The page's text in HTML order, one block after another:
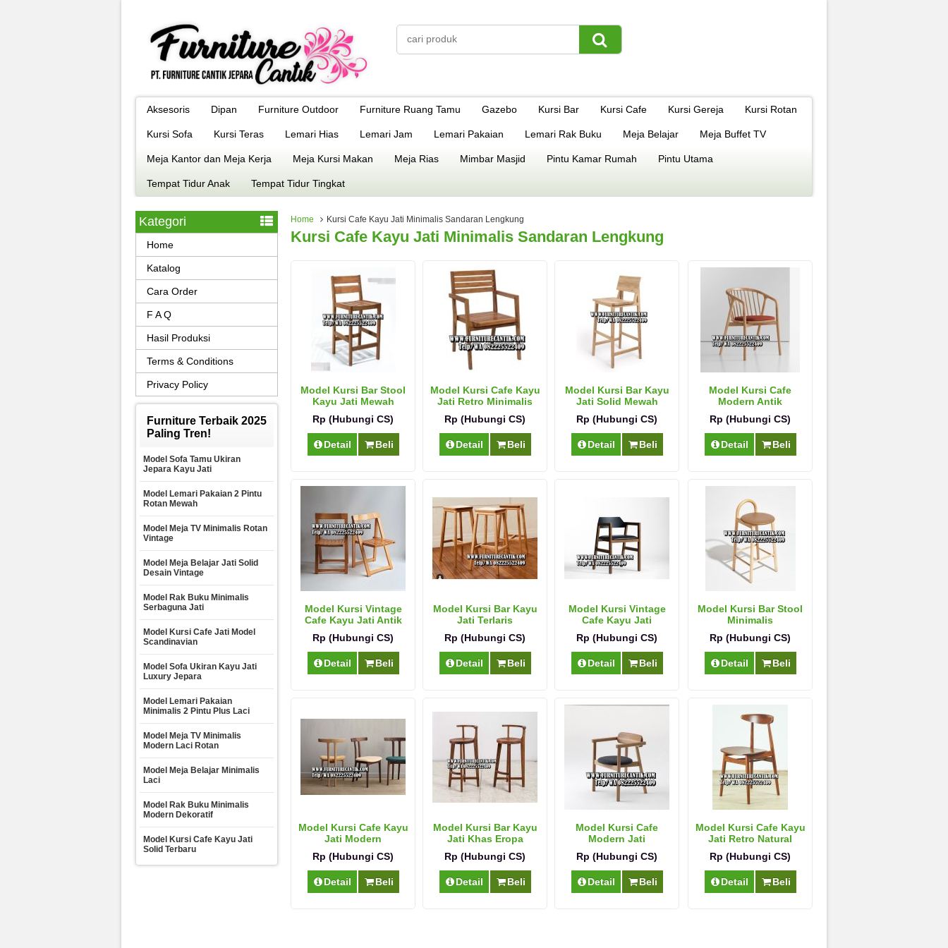
Aksesoris Dipan Furniture Outdoor Furniture Ruang Tamu Gazebo Kursi Bar Kursi Cafe Kursi Gereja Kursi Rotan
Kursi Sofa Kursi Teras Lemari Hias Lemari Jam Lemari Pakaian Lemari Rak Buku Meja Belajar Meja Buffet TV
Meja Kantor dan Meja Kerja Meja Kursi Makan Meja Rias Mimbar Masjid Pintu Kamar Rumah Pintu Utama
Tempat Tidur Anak Tempat Tidur Tingkat
Home Kursi Cafe Kayu Jati Minimalis Sandaran Lengkung
Kursi Cafe Kayu Jati Minimalis Sandaran Lengkung
Model Kursi Bar Stool
Kayu Jati Mewah
Rp (Hubungi CS)
Detail Beli
Model Kursi Cafe Kayu
Jati Retro Minimalis
Rp (Hubungi CS)
Detail Beli
Model Kursi Bar Kayu
Jati Solid Mewah
Rp (Hubungi CS)
Detail Beli
Model Kursi Cafe
Modern Antik
Rp (Hubungi CS)
Detail Beli
Model Kursi Vintage
Cafe Kayu Jati Antik
Rp (Hubungi CS)
Detail Beli
Model Kursi Bar Kayu
Jati Terlaris
Rp (Hubungi CS)
Detail Beli
Model Kursi Vintage
Cafe Kayu Jati
Rp (Hubungi CS)
Detail Beli
Model Kursi Bar Stool
Minimalis
Rp (Hubungi CS)
Detail Beli
Model Kursi Cafe Kayu
Jati Modern
Rp (Hubungi CS)
Detail Beli
Model Kursi Bar Kayu
Jati Khas Eropa
Rp (Hubungi CS)
Detail Beli
Model Kursi Cafe
Modern Jati
Rp (Hubungi CS)
Detail Beli
Model Kursi Cafe Kayu
Jati Retro Natural
Rp (Hubungi CS)
Detail Beli
Kategori
Home
Katalog
Cara Order
F A Q
Hasil Produksi
Terms & Conditions
Privacy Policy
Furniture Terbaik 2025
Paling Tren!
Model Sofa Tamu Ukiran
Jepara Kayu Jati
Model Lemari Pakaian 2 Pintu
Rotan Mewah
Model Meja TV Minimalis Rotan
Vintage
Model Meja Belajar Jati Solid
Desain Vintage
Model Rak Buku Minimalis
Serbaguna Jati
Model Kursi Cafe Jati Model
Scandinavian
Model Sofa Ukiran Kayu Jati
Luxury Jepara
Model Lemari Pakaian
Minimalis 2 Pintu Plus Laci
Model Meja TV Minimalis
Modern Laci Rotan
Model Meja Belajar Minimalis
Laci
Model Rak Buku Minimalis
Modern Dekoratif
Model Kursi Cafe Kayu Jati
Solid Terbaru